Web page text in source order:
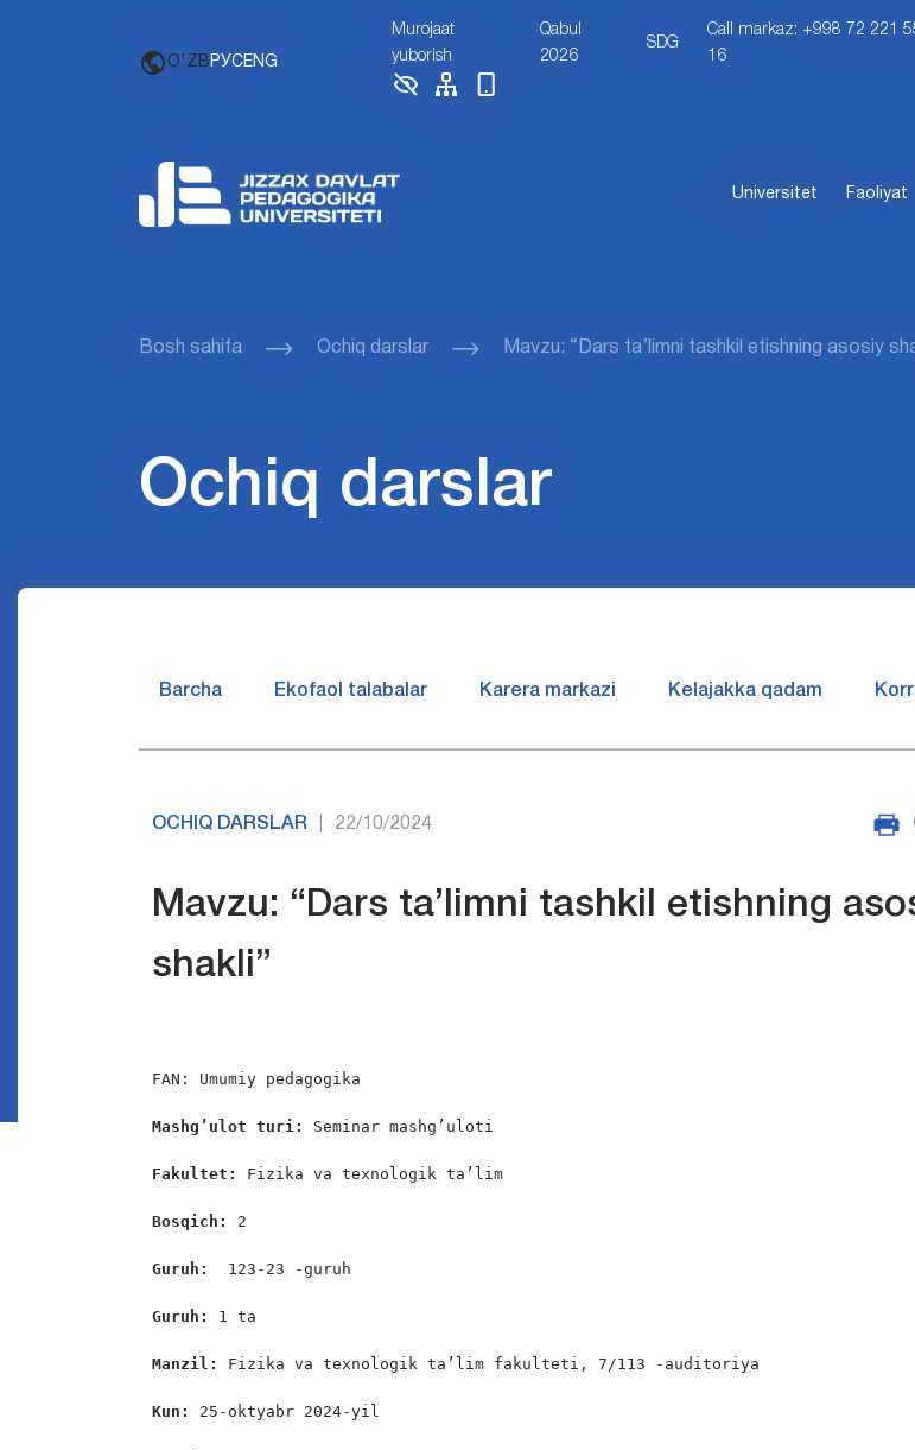
O'ZB РУСENG
Murojaat
yuborish
Qabul
2026
SDG
Call markaz: +998 72 221
16
Universitet Faoliyat
Bosh sahifa Ochiq darslar Mavzu: “Dars ta’limni tashkil etishning asosiy
Ochiq darslar
Barcha Ekofaol talabalar Karera markazi Kelajakka qadam
OCHIQ DARSLAR 22/10/2024
Mavzu: “Dars ta’limni tashkil etishning
shakli”
FAN: Umumiy pedagogika
Mashg’ulot turi: Seminar mashg’uloti
Fakultet: Fizika va texnologik ta’lim
Bosqich: 2
Guruh: 123-23 -guruh
Guruh: 1 ta
Manzil: Fizika va texnologik ta’lim fakulteti, 7/113 -auditoriya
Kun: 25-oktyabr 2024-yil